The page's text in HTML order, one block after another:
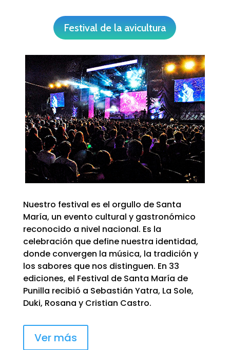
Festival de la avicultura
Nuestro festival es el orgullo de Santa
María, un evento cultural y gastronómico
reconocido a nivel nacional. Es la
celebración que define nuestra identidad,
donde convergen la música, la tradición y
los sabores que nos distinguen. En 33
ediciones, el Festival de Santa María de
Punilla recibió a Sebastián Yatra, La Sole,
Duki, Rosana y Cristian Castro.
Ver más